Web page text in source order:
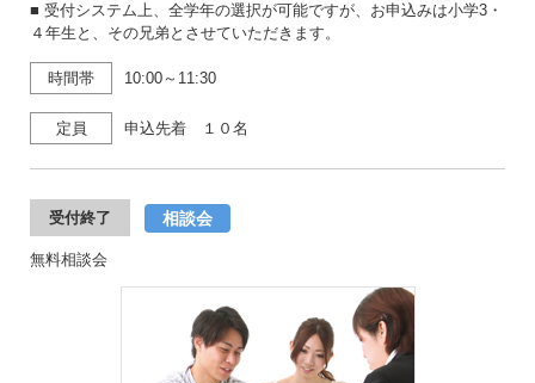
■ 受付システム上、全学年の選択が可能ですが、お申込みは小学3・
４年生と、その兄弟とさせていただきます。
時間帯 10:00～11:30
定員 申込先着 １０名
受付終了 相談会
無料相談会